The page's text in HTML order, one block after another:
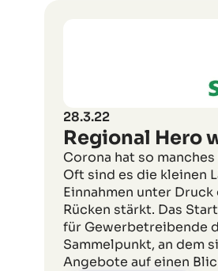
28.3.22
Regional Hero
Corona hat so
Oft sind es die kleinen
Einnahmen unter
Rücken stärkt. Das
für Gewerbetreibende
Sammelpunkt, an dem
Angebote auf einen